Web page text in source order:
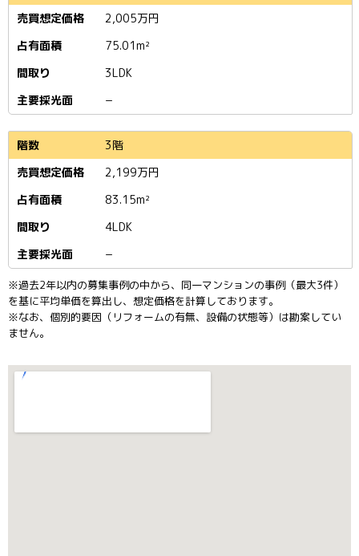
2,005万円
75.01m²
3LDK
−
3階
2,199万円
83.15m²
4LDK
−
※過去2年以内の募集事例の中から、同一マンションの事例（最大3件）
を基に平均単価を算出し、想定価格を計算しております。
※なお、個別的要因（リフォームの有無、設備の状態等）は勘案してい
ません。